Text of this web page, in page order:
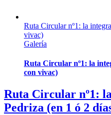
Ruta Circular nº1: la
vivac)
Galería
Ruta Circular nº1: la
con vivac)
Ruta Circular nº1:
Pedriza (en 1 ó 2